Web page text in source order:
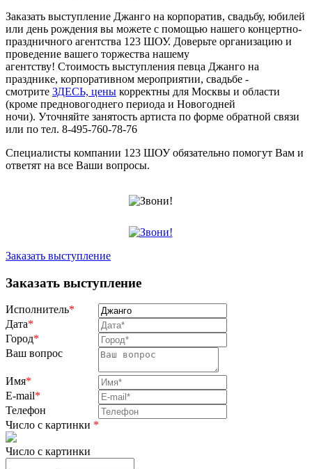
Заказать выступление Джанго на корпоратив, свадьбу, юбилей
или день рождения вы можете с помощью нашего концертно-
праздничного агентства 123 ШОУ. Доверьте организацию и
проведение вашего торжества нашему
агентству! Стоимость выступления певца Джанго на
празднике, корпоративном мероприятии, свадьбе -
смотрите ЗДЕСЬ, цены корректны для Москвы и области
(кроме предновогоднего периода и Новогодней
ночи). Уточняйте занятость артиста по форме обратной связи
или по тел. 8-495-760-78-76
Специалисты компании 123 ШОУ обязательно помогут Вам и
ответят на все Ваши вопросы.
Заказать выступление
Заказать выступление
Исполнитель*
Дата*
Город*
Ваш вопрос
Имя*
E-mail*
Телефон
Число с картинки *
Число с картинки